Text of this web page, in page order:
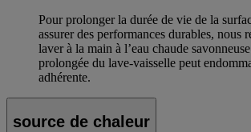
Pour prolonger la durée de vie de la
assurer des performances durables, nous
laver à la main à l’eau chaude
prolongée du lave-vaisselle peut
adhérente.
source de chaleur